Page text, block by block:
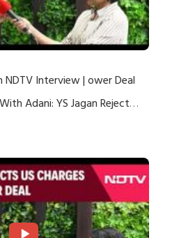
NDTV Interview | ower Deal
Adani: YS Jagan Rejects